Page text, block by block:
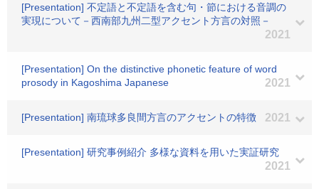
[Presentation] 不定語と不定語を含む句・節における音調の
実現について－西南部九州二型アクセント方言の対照－
2021
[Presentation] On the distinctive phonetic feature of word
prosody in Kagoshima Japanese
2021
[Presentation] 南琉球多良間方言のアクセントの特徴 2021
[Presentation] 研究事例紹介 多様な資料を用いた実証研究
2021